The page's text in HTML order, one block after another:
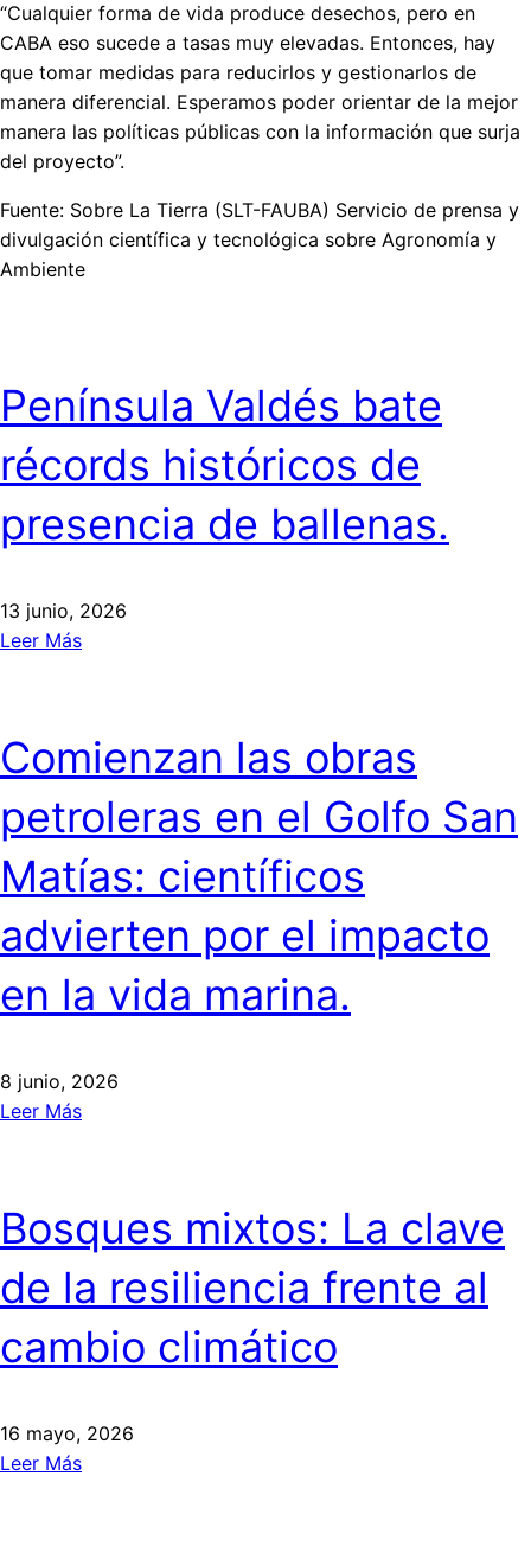
“Cualquier forma de vida produce desechos, pero en
CABA eso sucede a tasas muy elevadas. Entonces, hay
que tomar medidas para reducirlos y gestionarlos de
manera diferencial. Esperamos poder orientar de la mejor
manera las políticas públicas con la información que surja
del proyecto”.
Fuente: Sobre La Tierra (SLT-FAUBA) Servicio de prensa y
divulgación científica y tecnológica sobre Agronomía y
Ambiente
Península Valdés bate
récords históricos de
presencia de ballenas.
13 junio, 2026
Leer Más
Comienzan las obras
petroleras en el Golfo San
Matías: científicos
advierten por el impacto
en la vida marina.
8 junio, 2026
Leer Más
Bosques mixtos: La clave
de la resiliencia frente al
cambio climático
16 mayo, 2026
Leer Más